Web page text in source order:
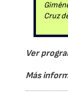
Cruz
Ver
Más